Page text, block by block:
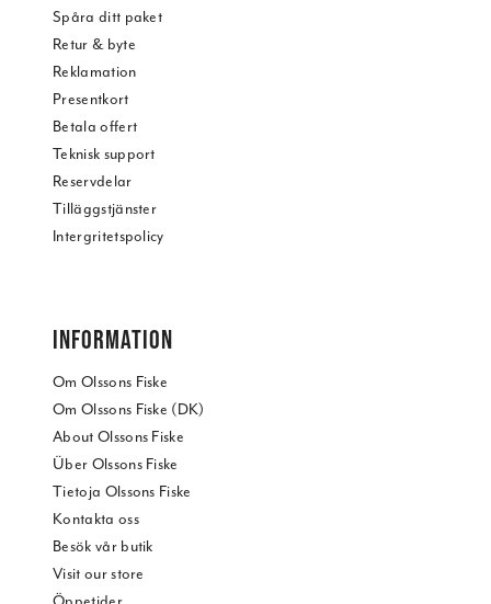
Spåra ditt paket
Retur & byte
Reklamation
Presentkort
Betala offert
Teknisk support
Reservdelar
Tilläggstjänster
Intergritetspolicy
INFORMATION
Om Olssons Fiske
Om Olssons Fiske (DK)
About Olssons Fiske
Über Olssons Fiske
Tietoja Olssons Fiske
Kontakta oss
Besök vår butik
Visit our store